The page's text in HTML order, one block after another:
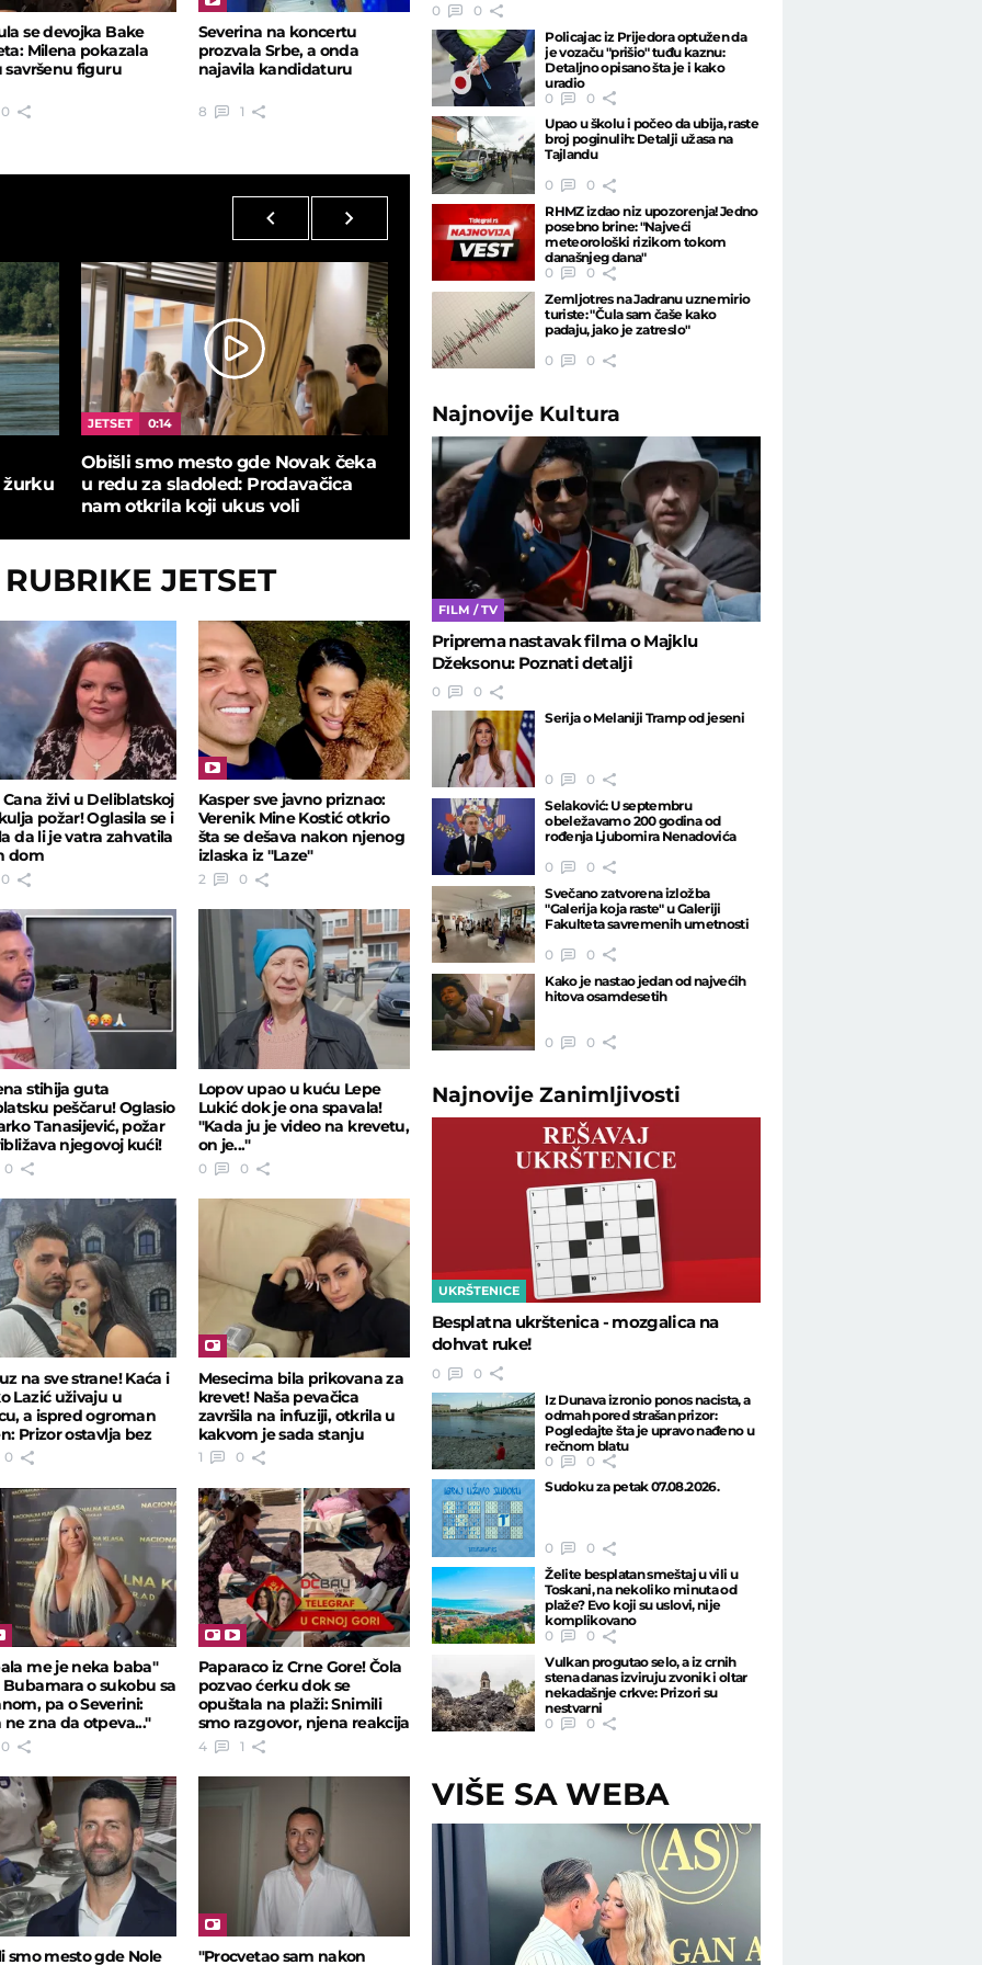
se devojka Bake
Milena pokazala
savršenu figuru
0
Severina na koncertu
prozvala Srbe, a onda
najavila kandidaturu
8 1
0
0
Policajac iz Prijedora optužen da
je vozaču "prišio" tuđu kaznu:
Detaljno opisano šta je i kako
uradio
0
0
Upao u školu i počeo da ubija, raste
broj poginulih: Detalji užasa na
Tajlandu
0
0
RHMZ izdao niz upozorenja! Jedno
posebno brine: "Najveći
meteorološki rizikom tokom
današnjeg dana"
0
0
Zemljotres na Jadranu uznemirio
turiste: "Čula sam čaše kako
padaju, jako je zatreslo"
0
0
Najnovije Kultura
FILM / TV
Priprema nastavak filma o Majklu
Džeksonu: Poznati detalji
0
0
Serija o Melaniji Tramp od jeseni
0
0
Selaković: U septembru
obeležavamo 200 godina od
rođenja Ljubomira Nenadovića
0
0
Svečano zatvorena izložba
"Galerija koja raste" u Galeriji
Fakulteta savremenih umetnosti
0
0
Kako je nastao jedan od najvećih
hitova osamdesetih
0 0
NajnovijeZanimljivosti
UKRŠTENICE
Besplatna ukrštenica - mozgalica na
dohvat ruke!
0
0
Iz Dunava izronio ponos nacista, a
odmah pored strašan prizor:
Pogledajte šta je upravo nađeno u
rečnom blatu
0
0
Sudoku za petak 07.08.2026.
0
0
Želite besplatan smeštaj u vili u
Toskani, na nekoliko minuta od
plaže? Evo koji su uslovi, nije
komplikovano
0
0
Vulkan progutao selo, a iz crnih
stena danas izviruju zvonik i oltar
nekadašnje crkve: Prizori su
nestvarni
0
0
VIŠE SA WEBA
žurku
JETSET 0:14
Obišli smo mesto gde Novak čeka
u redu za sladoled: Prodavačica
nam otkrila koji ukus voli
SPORT 0:04
Džordan Nvora se venčao na
ceremoniji u Barseloni
"On je zaslužan za to što
srećnija" Breskvica prvi put
novom dečku
JETSET
Cana živi u Deliblatskoj
požar! Oglasila se i
da li je vatra zahvatila
dom
0
Kasper sve javno priznao:
Verenik Mine Kostić otkrio
šta se dešava nakon njenog
izlaska iz "Laze"
2 0
stihija guta
peščaru! Oglasio
Tanasijević, požar
njegovoj kući!
0
Lopov upao u kuću Lepe
Lukić dok je ona spavala!
"Kada ju je video na krevetu,
on je..."
0 0
na sve strane! Kaća i
Lazić uživaju u
a ispred ogroman
Prizor ostavlja bez
0
Mesecima bila prikovana za
krevet! Naša pevačica
završila na infuziji, otkrila u
kakvom je sada stanju
1 0
me je neka baba"
Bubamara o sukobu sa
pa o Severini:
ne zna da otpeva..."
0
Paparaco iz Crne Gore! Čola
pozvao ćerku dok se
opuštala na plaži: Snimili
smo razgovor, njena reakcija
je hit
4 1
smo mesto gde Nole
"Procvetao sam nakon